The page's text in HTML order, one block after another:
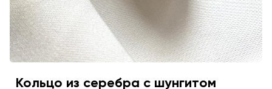
Кольцо из серебра с шунгитом